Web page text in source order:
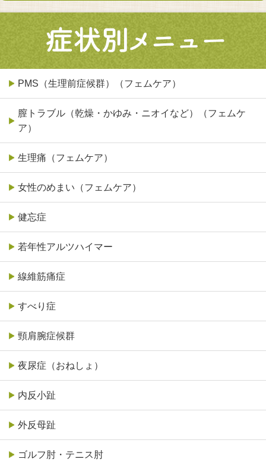
PMS（生理前症候群）（フェムケア）
膣トラブル（乾燥・かゆみ・ニオイなど）（フェムケ
ア）
生理痛（フェムケア）
女性のめまい（フェムケア）
健忘症
若年性アルツハイマー
線維筋痛症
すべり症
頸肩腕症候群
夜尿症（おねしょ）
内反小趾
外反母趾
ゴルフ肘・テニス肘